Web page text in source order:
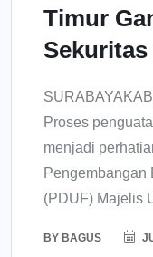
Timur
Proses
menjadi
Pengembangan
(PDUF) Majelis
BY BAGUS